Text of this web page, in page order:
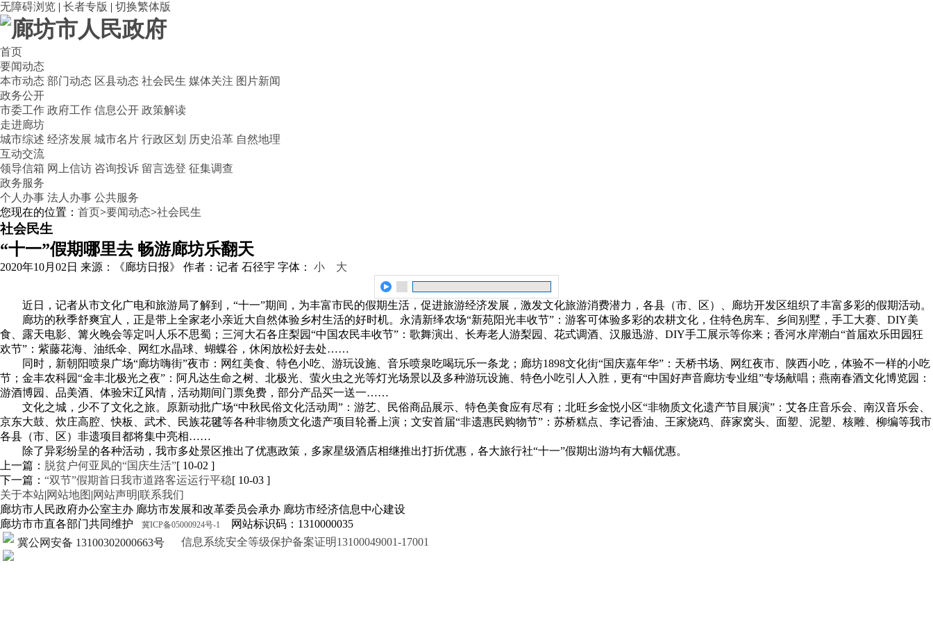
无障碍浏览 | 长者专版 | 切换繁体版
首页
要闻动态
本市动态 部门动态 区县动态 社会民生 媒体关注 图片新闻
政务公开
市委工作 政府工作 信息公开 政策解读
走进廊坊
城市综述 经济发展 城市名片 行政区划 历史沿革 自然地理
互动交流
领导信箱 网上信访 咨询投诉 留言选登 征集调查
政务服务
个人办事 法人办事 公共服务
您现在的位置： 首页>要闻动态>社会民生
社会民生
“十一”假期哪里去 畅游廊坊乐翻天
2020年10月02日 来源：《廊坊日报》 作者：记者 石径宇 字体： 小 大
近日，记者从市文化广电和旅游局了解到，“十一”期间，为丰富市民的假期生活，促进旅游经济发展，激发文化旅游消费潜力，各县（市、区）、廊坊开发区组织了丰富多彩的假期活动。
廊坊的秋季舒爽宜人，正是带上全家老小亲近大自然体验乡村生活的好时机。永清新绎农场“新苑阳光丰收节”：游客可体验多彩的农耕文化，住特色房车、乡间别墅，手工大赛、DIY美
食、露天电影、篝火晚会等定叫人乐不思蜀；三河大石各庄梨园“中国农民丰收节”：歌舞演出、长寿老人游梨园、花式调酒、汉服迅游、DIY手工展示等你来；香河水岸潮白“首届欢乐田园狂
欢节”：紫藤花海、油纸伞、网红水晶球、蝴蝶谷，休闲放松好去处……
同时，新朝阳喷泉广场“廊坊嗨街”夜市：网红美食、特色小吃、游玩设施、音乐喷泉吃喝玩乐一条龙；廊坊1898文化街“国庆嘉年华”：天桥书场、网红夜市、陕西小吃，体验不一样的小吃
节；金丰农科园“金丰北极光之夜”：阿凡达生命之树、北极光、萤火虫之光等灯光场景以及多种游玩设施、特色小吃引人入胜，更有“中国好声音廊坊专业组”专场献唱；燕南春酒文化博览园：
游酒博园、品美酒、体验宋辽风情，活动期间门票免费，部分产品买一送一……
文化之城，少不了文化之旅。原新动批广场“中秋民俗文化活动周”：游艺、民俗商品展示、特色美食应有尽有；北旺乡金悦小区“非物质文化遗产节目展演”：艾各庄音乐会、南汉音乐会、
京东大鼓、炊庄高腔、快板、武术、民族花毽等各种非物质文化遗产项目轮番上演；文安首届“非遗惠民购物节”：苏桥糕点、李记香油、王家烧鸡、薛家窝头、面塑、泥塑、核雕、柳编等我市
各县（市、区）非遗项目都将集中亮相……
除了异彩纷呈的各种活动，我市多处景区推出了优惠政策，多家星级酒店相继推出打折优惠，各大旅行社“十一”假期出游均有大幅优惠。
上一篇： 脱贫户何亚凤的“国庆生活”[ 10-02 ]
下一篇： “双节”假期首日我市道路客运运行平稳[ 10-03 ]
关于本站|网站地图 |网站声明|联系我们
廊坊市人民政府办公室主办 廊坊市发展和改革委员会承办 廊坊市经济信息中心建设
廊坊市市直各部门共同维护
冀ICP备05000924号-1
网站标识码：1310000035
冀公网安备 13100302000663号
信息系统安全等级保护备案证明13100049001-17001